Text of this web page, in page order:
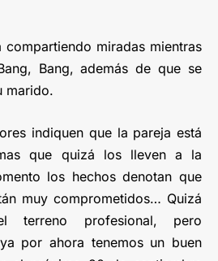
compartiendo miradas mientras
Bang, además de que se
marido.
indiquen que la pareja está
que quizá los lleven a la
los hechos denotan que
muy comprometidos… Quizá
profesional, pero
por ahora tenemos un buen